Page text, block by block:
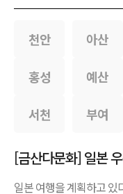
천안 아산
홍성 예산
서천 부여
[금산다문화] 일본
일본 여행을 계획하고 있